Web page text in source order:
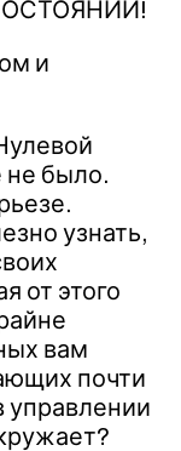
и
не было.
узнать,
от этого
вам
почти
управлении